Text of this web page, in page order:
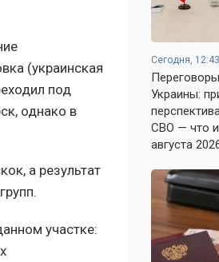
(украинская
под
однако в
а результат
участке:
Сегодня, 12:43
Украины:
СВО — что
августа